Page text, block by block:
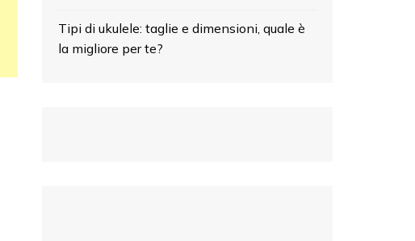
Tipi di ukulele: taglie e dimensioni, quale è
la migliore per te?